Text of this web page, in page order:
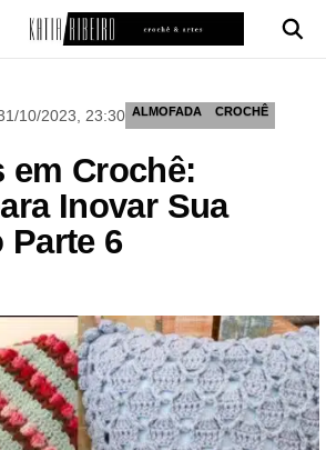
10/2023, 23:30 ALMOFADA CROCHÊ
em Crochê:
Inovar Sua
Parte 6